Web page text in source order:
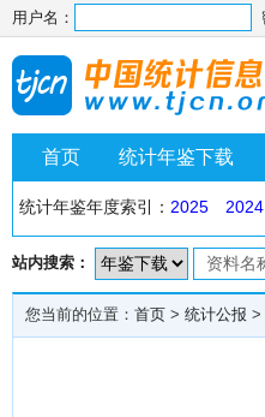
用户名：
首页 统计年鉴下载
统计年鉴年度索引： 2025 2024
站内搜索：
您当前的位置： 首页 > 统计公报 >